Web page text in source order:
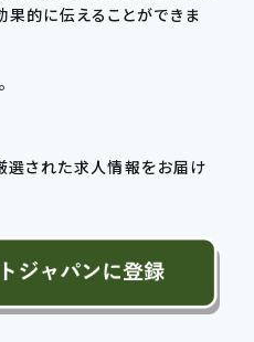
的に伝えることができま
選された求人情報をお届け